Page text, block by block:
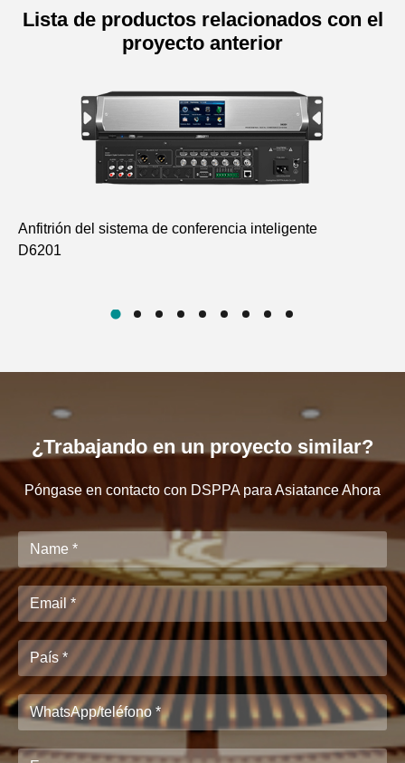
Lista de productos relacionados con el
proyecto anterior
Anfitrión del sistema de conferencia inteligente
D6201
¿Trabajando en un proyecto similar?
Póngase en contacto con DSPPA para Asiatance Ahora